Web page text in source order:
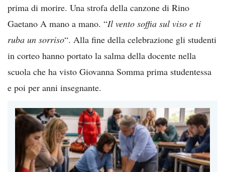
prima di morire. Una strofa della canzone di Rino
Gaetano A mano a mano. “Il vento soffia sul viso e ti
ruba un sorriso“. Alla fine della celebrazione gli studenti
in corteo hanno portato la salma della docente nella
scuola che ha visto Giovanna Somma prima studentessa
e poi per anni insegnante.